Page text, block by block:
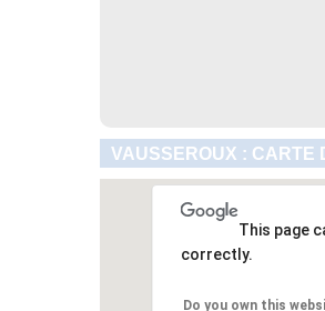
VAUSSEROUX : CARTE
This page
correctly.
Do you own this